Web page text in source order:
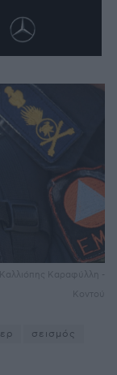
Καραφύλλη -
Κοντού
σεισμός